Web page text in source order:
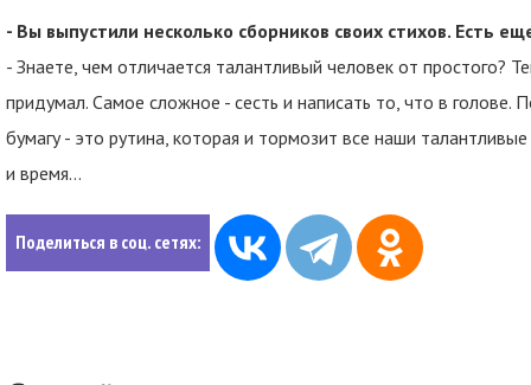
- Вы выпустили несколько сборников своих стихов. Есть
- Знаете, чем отличается талантливый человек от простого?
придумал. Самое сложное - сесть и написать то, что в голове.
бумагу - это рутина, которая и тормозит все наши
и время...
Поделиться в соц. сетях: